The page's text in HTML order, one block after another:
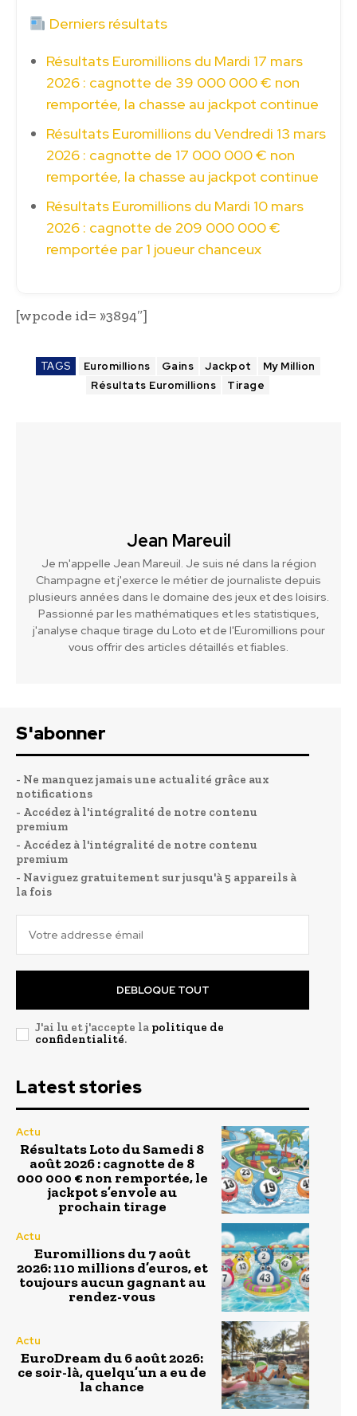
Derniers résultats
Résultats Euromillions du Mardi 17 mars
2026 : cagnotte de 39 000 000 € non
remportée, la chasse au jackpot continue
Résultats Euromillions du Vendredi 13 mars
2026 : cagnotte de 17 000 000 € non
remportée, la chasse au jackpot continue
Résultats Euromillions du Mardi 10 mars
2026 : cagnotte de 209 000 000 €
remportée par 1 joueur chanceux
[wpcode id= »3894″]
TAGS Euromillions Gains Jackpot
My Million
Résultats Euromillions
Tirage
Jean Mareuil
Je m'appelle Jean Mareuil. Je suis né dans la région
Champagne et j'exerce le métier de journaliste depuis
plusieurs années dans le domaine des jeux et des loisirs.
Passionné par les mathématiques et les statistiques,
j'analyse chaque tirage du Loto et de l'Euromillions pour
vous offrir des articles détaillés et fiables.
S'abonner
- Ne manquez jamais une actualité grâce aux
notifications
- Accédez à l'intégralité de notre contenu
premium
- Accédez à l'intégralité de notre contenu
premium
- Naviguez gratuitement sur jusqu'à 5 appareils à
la fois
DEBLOQUE TOUT
J'ai lu et j'accepte la politique de
confidentialité.
Latest stories
Actu
Résultats Loto du Samedi 8
août 2026 : cagnotte de 8
000 000 € non remportée, le
jackpot s’envole au
prochain tirage
Actu
Euromillions du 7 août
2026: 110 millions d’euros, et
toujours aucun gagnant au
rendez-vous
Actu
EuroDream du 6 août 2026:
ce soir-là, quelqu’un a eu de
la chance